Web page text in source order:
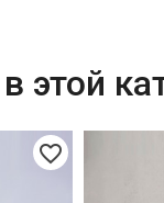
этой
favorite_border